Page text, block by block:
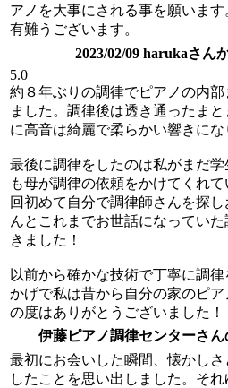
アノを大事にされる事を願いま
有難うございます。
2023/02/09 harukaさん
5.0
約８年ぶりの調律でピアノの内
ました。調律後は透き通ったま
に高音は綺麗で柔らかい響きにな
最後に調律をしたのは私がまだ
も母が調律の依頼をかけてくれ
回初めて自分で調律師さんを探
んとこれまでお世話になってい
きました！
以前から確かな技術で丁寧に調
かげで私は昔から自分の家のピ
の度はありがとうございました！
伊藤ピアノ調律センターさん
最初にお会いした瞬間、懐かし
したことを思い出しました。そ